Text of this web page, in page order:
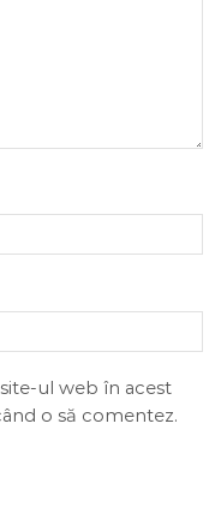
ul web în acest
o să comentez.